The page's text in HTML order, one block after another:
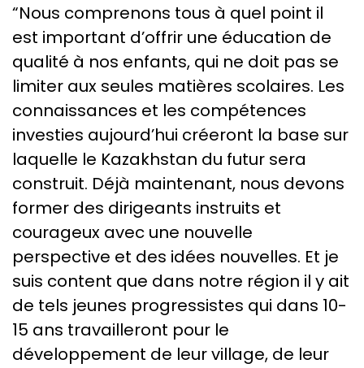
“Nous comprenons tous à quel point il
est important d’offrir une éducation de
qualité à nos enfants, qui ne doit pas se
limiter aux seules matières scolaires. Les
connaissances et les compétences
investies aujourd’hui créeront la base sur
laquelle le Kazakhstan du futur sera
construit. Déjà maintenant, nous devons
former des dirigeants instruits et
courageux avec une nouvelle
perspective et des idées nouvelles. Et je
suis content que dans notre région il y ait
de tels jeunes progressistes qui dans 10-
15 ans travailleront pour le
développement de leur village, de leur